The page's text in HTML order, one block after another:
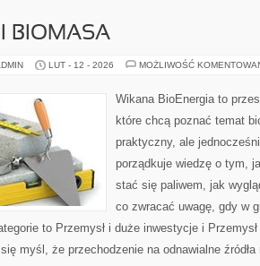
BIOMASA
LUT - 12 - 2026 MOŻLIWOŚĆ
Wikana BioEnergia to
które chcą poznać temat
praktyczny, ale
porządkuje wiedzę o tym,
stać się paliwem, jak
co zwracać uwagę, gdy w
to Przemysł i duże inwestycje i
myśl, że przechodzenie na odnawialne